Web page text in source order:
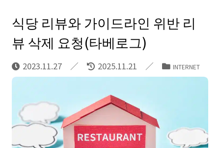
식당 리뷰와 가이드라인 위반 리
뷰 삭제 요청(타베로그)
2023.11.27 2025.11.21 INTERNET